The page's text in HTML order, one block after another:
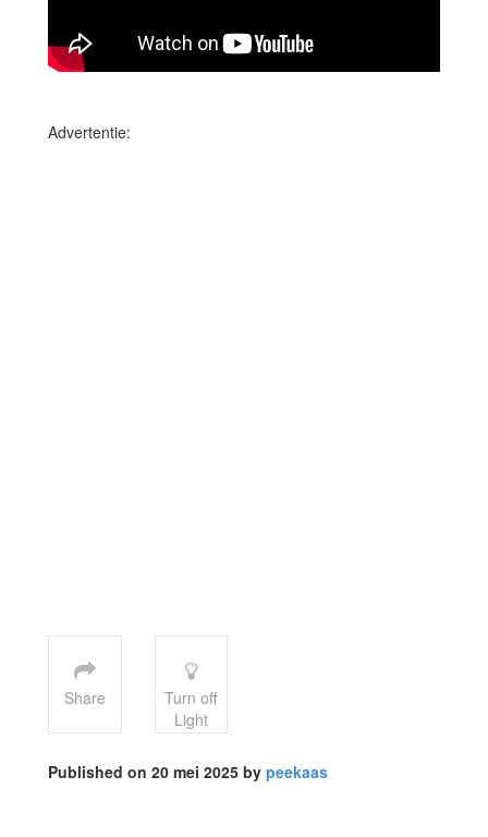
Advertentie:
Share
Turn off
Light
Published on 20 mei 2025 by peekaas